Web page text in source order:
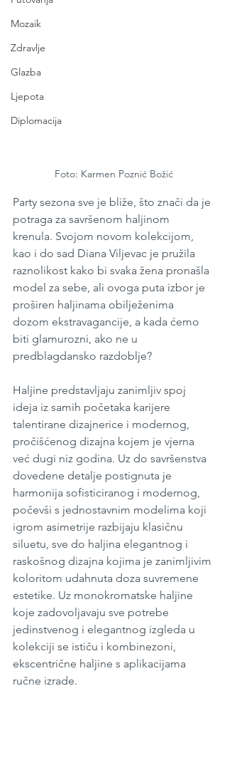
Mozaik
Zdravlje
Glazba
Ljepota
Diplomacija
Foto: Karmen Poznić Božić
Party sezona sve je bliže, što znači da je
potraga za savršenom haljinom
krenula. Svojom novom kolekcijom,
kao i do sad Diana Viljevac je pružila
raznolikost kako bi svaka žena pronašla
model za sebe, ali ovoga puta izbor je
proširen haljinama obilježenima
dozom ekstravagancije, a kada ćemo
biti glamurozni, ako ne u
predblagdansko razdoblje?
Haljine predstavljaju zanimljiv spoj
ideja iz samih početaka karijere
talentirane dizajnerice i modernog,
pročišćenog dizajna kojem je vjerna
već dugi niz godina. Uz do savršenstva
dovedene detalje postignuta je
harmonija sofisticiranog i modernog,
počevši s jednostavnim modelima koji
igrom asimetrije razbijaju klasičnu
siluetu, sve do haljina elegantnog i
raskošnog dizajna kojima je zanimljivim
koloritom udahnuta doza suvremene
estetike. Uz monokromatske haljine
koje zadovoljavaju sve potrebe
jedinstvenog i elegantnog izgleda u
kolekciji se ističu i kombinezoni,
ekscentrične haljine s aplikacijama
ručne izrade.